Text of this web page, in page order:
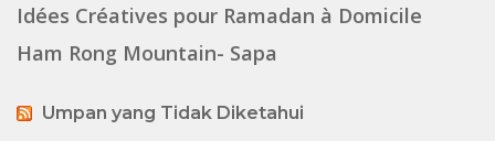
Idées Créatives pour Ramadan à Domicile
Ham Rong Mountain- Sapa
Umpan yang Tidak Diketahui